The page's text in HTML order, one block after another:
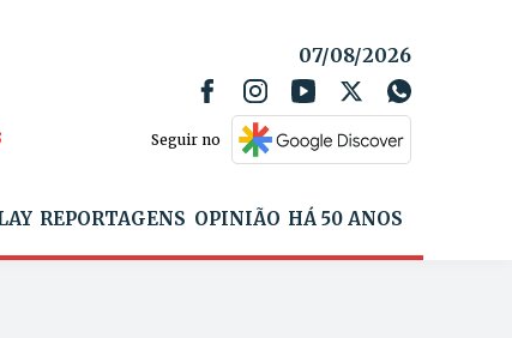
07/08/2026
Seguir no
REPORTAGENS OPINIÃO HÁ 50 ANOS